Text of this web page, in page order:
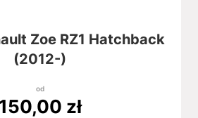
Zoe RZ1 Hatchback
(2012-)
od
150,00 zł